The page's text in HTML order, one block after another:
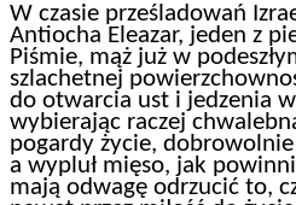
W czasie prześladowań
Antiocha Eleazar, jeden z
Piśmie, mąż już w
szlachetnej
do otwarcia ust i jedzenia
wybierając raczej
pogardy życie, dobrowolnie
a wypluł mięso, jak
mają odwagę odrzucić to,